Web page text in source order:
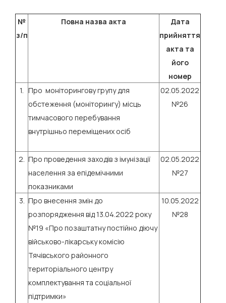
№
з/п
Повна назва акта
Дата
прийняття
акта та
його
номер
1. Про моніторингову групу для
обстеження (моніторингу) місць
тимчасового перебування
внутрішньо переміщених осіб
02.05.2022
№26
2. Про проведення заходів з імунізації
населення за епідемічними
показниками
02.05.2022
№27
3. Про внесення змін до
розпорядження від 13.04.2022 року
№19 «Про позаштатну постійно діючу
військово-лікарську комісію
Тячівського районного
територіального центру
комплектування та соціальної
підтримки»
10.05.2022
№28